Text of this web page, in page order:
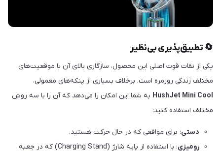
🔄 تطبیق‌پذیری بی‌نظیر
یکی از نقات قوت اصلی این محصول، سازگاری بالای آن با موقعیت‌های
مختلف زندگی روزمره است. برخلاف بسیاری از پنکه‌های معمولی،
HushJet Mini Cool به شما این امکان را می‌دهد که آن را با سه روش
مختلف استفاده کنید:
دستی: برای مواقعی که در حال حرکت هستید.
رومیزی
: با استفاده از پایه شارژ (Charging Stand) که در جعبه